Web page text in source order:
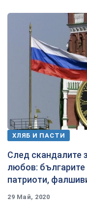
ХЛЯБ И ПАСТИ
След скандалите
любов: българите
патриоти,
29 Май, 2020